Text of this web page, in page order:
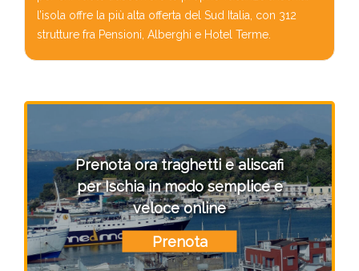
l’isola offre la più alta offerta del Sud Italia, con 312
strutture fra Pensioni, Alberghi e Hotel Terme.
Prenota ora traghetti e aliscafi
per Ischia in modo semplice e
veloce online
Prenota